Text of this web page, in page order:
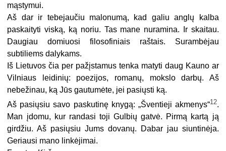
mąstymui.
Aš dar ir tebejaučiu malonumą, kad galiu anglų kalba
paskaityti viską, ką noriu. Tas mane nuramina. Ir skaitau.
Daugiau domiuosi filosofiniais raštais. Surambėjau
subtiliems dalykams.
Iš Lietuvos čia per pažįstamus tenka matyti daug Kauno ar
Vilniaus leidinių: poezijos, romanų, mokslo darbų. Aš
nebežinau, ką Jūs gautumėte, jei pasiųsti ką.
Aš pasiųsiu savo paskutinę knygą: „Šventieji akmenys“12.
Man įdomu, kur randasi toji Gulbių gatvė. Pirmą kartą ją
girdžiu. Aš pasiųsiu Jums dovanų. Dabar jau siuntinėja.
Geriausi mano linkėjimai.